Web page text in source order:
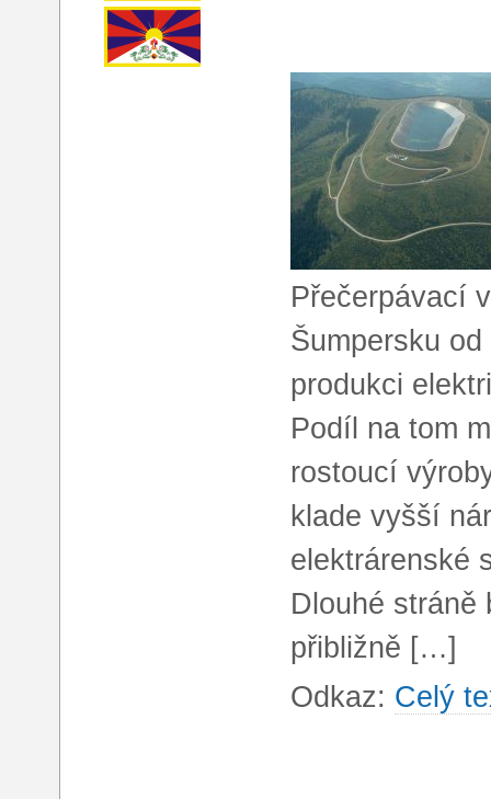
Přečerpávací
Šumpersku
produkci
Podíl na tom
rostoucí
klade vyšší
elektrárenské
Dlouhé stráně
přibližně […]
Odkaz: Celý